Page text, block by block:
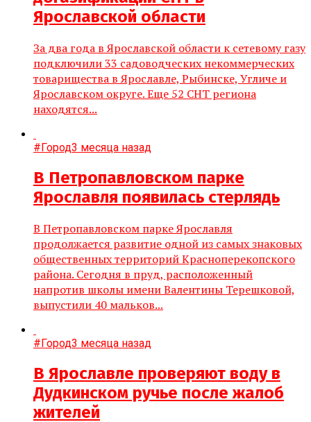
Ярославской области
За два года в Ярославской области к сетевому газу
подключили 33 садоводческих некоммерческих
товарищества в Ярославле, Рыбинске, Угличе и
Ярославском округе. Еще 52 СНТ региона
находятся...
#Город3 месяца назад
В Петропавловском парке
Ярославля появилась стерлядь
В Петропавловском парке Ярославля
продолжается развитие одной из самых знаковых
общественных территорий Красноперекопского
района. Сегодня в пруд, расположенный
напротив школы имени Валентины Терешковой,
выпустили 40 мальков...
#Город3 месяца назад
В Ярославле проверяют воду в
Дудкинском ручье после жалоб
жителей